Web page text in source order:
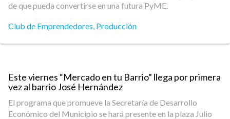
de que pueda convertirse en una futura PyME.
Club de Emprendedores, Producción
Este viernes “Mercado en tu Barrio” llega por primera
vez al barrio José Hernández
El programa que promueve la Secretaría de Desarrollo
Económico del Municipio se hará presente en la plaza Julio